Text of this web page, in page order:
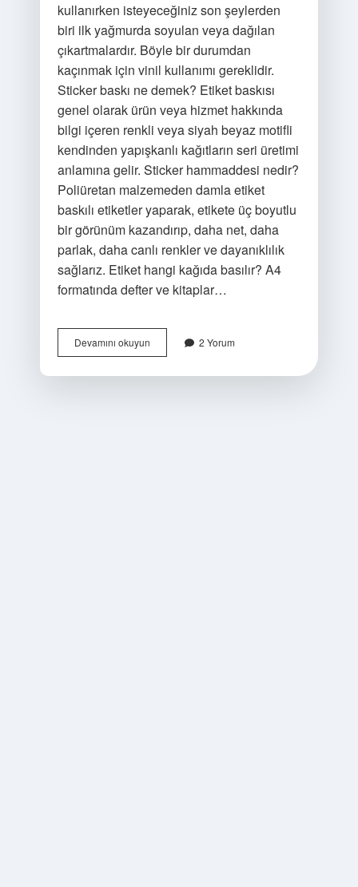
kullanırken isteyeceğiniz son şeylerden
biri ilk yağmurda soyulan veya dağılan
çıkartmalardır. Böyle bir durumdan
kaçınmak için vinil kullanımı gereklidir.
Sticker baskı ne demek? Etiket baskısı
genel olarak ürün veya hizmet hakkında
bilgi içeren renkli veya siyah beyaz motifli
kendinden yapışkanlı kağıtların seri üretimi
anlamına gelir. Sticker hammaddesi nedir?
Poliüretan malzemeden damla etiket
baskılı etiketler yaparak, etikete üç boyutlu
bir görünüm kazandırıp, daha net, daha
parlak, daha canlı renkler ve dayanıklılık
sağlarız. Etiket hangi kağıda basılır? A4
formatında defter ve kitaplar…
Devamını okuyunSticker
Kağıdı
2 Yorum